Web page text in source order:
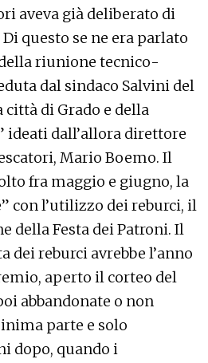
È vero che ci sono
diversi pescatori
licenza e fatto tagliare le
di pescato ma
imposte dalla Ue
delle realtà locali. Ma è
ormeggi lungo il
diversi altri che
al Perdòn.
cancellare il “Perdòn de
gradese che si
allora, durante la
i commenti e le
da più parti. Prima fra
con materiale